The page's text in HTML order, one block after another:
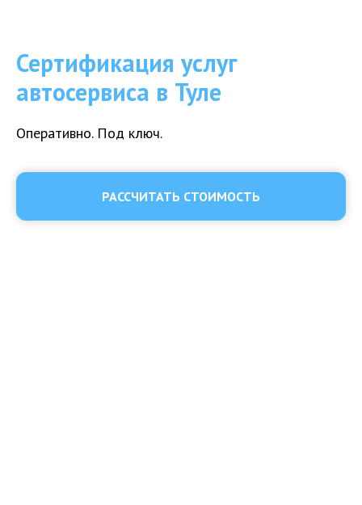
Сертификация услуг
автосервиса в Туле
Оперативно. Под ключ.
РАССЧИТАТЬ СТОИМОСТЬ